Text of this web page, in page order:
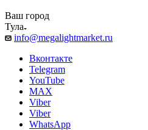
Ваш город
Тула
info@megalightmarket.ru
Вконтакте
Telegram
YouTube
MAX
Viber
Viber
WhatsApp